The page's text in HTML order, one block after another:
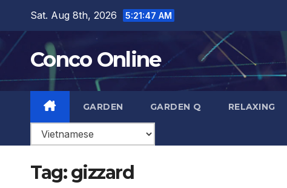
content
Sat. Aug 8th, 2026 5:21:48 AM
Conco Online
GARDEN GARDEN Q RELAXING
Tag:gizzard